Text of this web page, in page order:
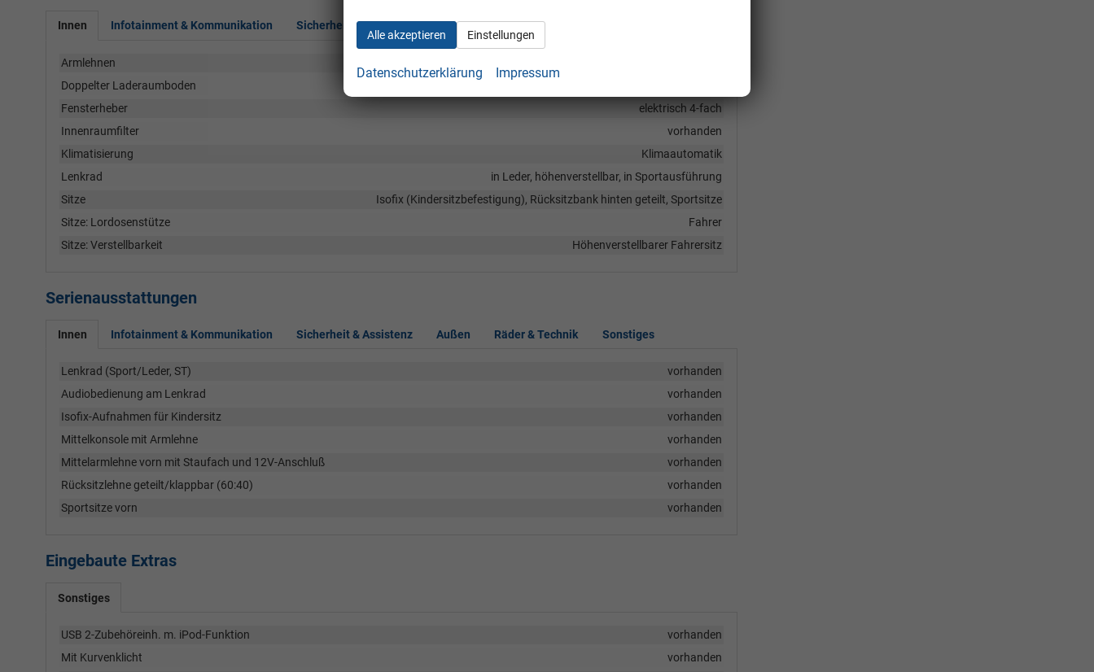
Innen Infotainment & Kommunikation Sicherheit & Assistenz Außen Räder & Technik
Armlehnen
Doppelter Laderaumboden
Fensterheber
elektrisch 4-fach
Innenraumfilter
vorhanden
Klimatisierung
Klimaautomatik
Lenkrad
in Leder, höhenverstellbar, in Sportausführung
Sitze
Isofix (Kindersitzbefestigung), Rücksitzbank hinten geteilt, Sportsitze
Sitze: Lordosenstütze
Fahrer
Sitze: Verstellbarkeit
Höhenverstellbarer Fahrersitz
Serienausstattungen
Innen Infotainment & Kommunikation Sicherheit & Assistenz Außen Räder & Technik Sonstiges
Lenkrad (Sport/Leder, ST)
vorhanden
Audiobedienung am Lenkrad
vorhanden
Isofix-Aufnahmen für Kindersitz
vorhanden
Mittelkonsole mit Armlehne
vorhanden
Mittelarmlehne vorn mit Staufach und 12V-Anschluß
vorhanden
Rücksitzlehne geteilt/klappbar (60:40)
vorhanden
Sportsitze vorn
vorhanden
Eingebaute Extras
Sonstiges
USB 2-Zubehöreinh. m. iPod-Funktion
vorhanden
Mit Kurvenklicht
vorhanden
Alle akzeptieren Einstellungen
Datenschutzerklärung Impressum